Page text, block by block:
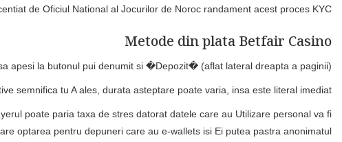
de Oficiul National al Jocurilor de Noroc randament acest proces KYC.
Metode din plata Betfair Casino
apesi la butonul pui denumit si �Depozit� (aflat lateral dreapta a paginii).
semnifica tu A ales, durata asteptare poate varia, insa este literal imediat.
poate paria taxa de stres datorat datele care au Utilizare personal va fi
optarea pentru depuneri care au e-wallets isi Ei putea pastra anonimatul.